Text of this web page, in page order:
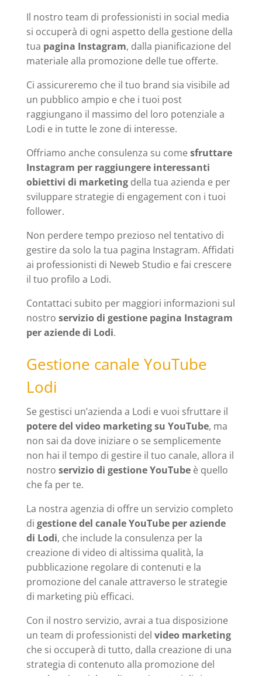
Il nostro team di professionisti in social media
si occuperà di ogni aspetto della gestione della
tua pagina Instagram, dalla pianificazione del
materiale alla promozione delle tue offerte.
Ci assicureremo che il tuo brand sia visibile ad
un pubblico ampio e che i tuoi post
raggiungano il massimo del loro potenziale a
Lodi e in tutte le zone di interesse.
Offriamo anche consulenza su comesfruttare
Instagram per raggiungere interessanti
obiettivi di marketingdella tua azienda e per
sviluppare strategie di engagement con i tuoi
follower.
Non perdere tempo prezioso nel tentativo di
gestire da solo la tua pagina Instagram. Affidati
ai professionisti di Neweb Studio e fai crescere
il tuo profilo a Lodi.
Contattaci subito per maggiori informazioni sul
nostro servizio di gestione pagina Instagram
per aziende di Lodi.
Gestione canale YouTube
Lodi
Se gestisci un’azienda a Lodi e vuoi sfruttare il
potere del video marketing su YouTube, ma
non sai da dove iniziare o se semplicemente
non hai il tempo di gestire il tuo canale, allora il
nostro servizio di gestione YouTubeè quello
che fa per te.
La nostra agenzia di offre un servizio completo
di gestione del canale YouTube per aziende
di Lodi, che include la consulenza per la
creazione di video di altissima qualità, la
pubblicazione regolare di contenuti e la
promozione del canale attraverso le strategie
di marketing più efficaci.
Con il nostro servizio, avrai a tua disposizione
un team di professionisti del video marketing
che si occuperà di tutto, dalla creazione di una
strategia di contenuto alla promozione del